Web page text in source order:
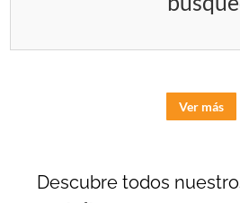
Ver más
Descubre todos